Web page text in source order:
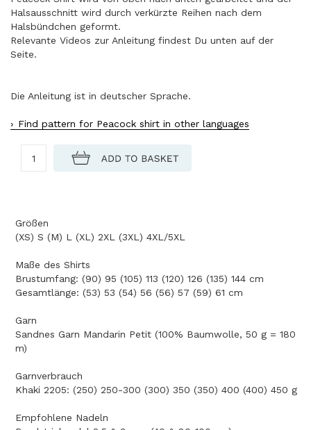
Halsausschnitt wird durch verkürzte Reihen nach dem
Halsbündchen geformt.
Relevante Videos zur Anleitung findest Du unten auf der
Seite.
Die Anleitung ist in deutscher Sprache.
Find pattern for Peacock shirt in other languages
Größen
(XS) S (M) L (XL) 2XL (3XL) 4XL/5XL
Maße des Shirts
Brustumfang: (90) 95 (105) 113 (120) 126 (135) 144 cm
Gesamtlänge: (53) 53 (54) 56 (56) 57 (59) 61 cm
Garn
Sandnes Garn Mandarin Petit (100% Baumwolle, 50 g = 180
m)
Garnverbrauch
Khaki 2205: (250) 250-300 (300) 350 (350) 400 (400) 450 g
Empfohlene Nadeln